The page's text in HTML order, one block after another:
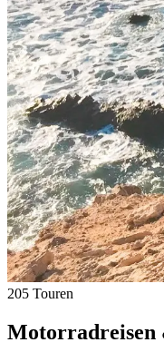
205 Touren
Motorradreisen